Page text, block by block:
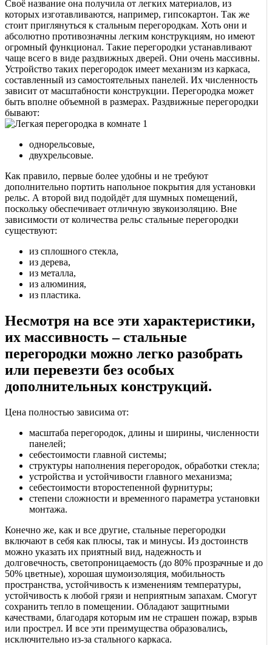
Своё название она получила от легких материалов, из
которых изготавливаются, например, гипсокартон. Так же
стоит приглянуться к стальным перегородкам. Хоть они и
абсолютно противозначны легким конструкциям, но имеют
огромный функционал. Такие перегородки устанавливают
чаще всего в виде раздвижных дверей. Они очень массивны.
Устройство таких перегородок имеет механизм из каркаса,
составленный из самостоятельных панелей. Их численность
зависит от масштабности конструкции. Перегородка может
быть вполне объемной в размерах. Раздвижные перегородки
бывают:
однорельсовые,
двухрельсовые.
Как правило, первые более удобны и не требуют
дополнительно портить напольное покрытия для установки
рельс. А второй вид подойдёт для шумных помещений,
поскольку обеспечивает отличную звукоизоляцию. Вне
зависимости от количества рельс стальные перегородки
существуют:
из сплошного стекла,
из дерева,
из металла,
из алюминия,
из пластика.
Несмотря на все эти характеристики,
их массивность – стальные
перегородки можно легко разобрать
или перевезти без особых
дополнительных конструкций.
Цена полностью зависима от:
масштаба перегородок, длины и ширины, численности
панелей;
себестоимости главной системы;
структуры наполнения перегородок, обработки стекла;
устройства и устойчивости главного механизма;
себестоимости второстепенной фурнитуры;
степени сложности и временного параметра установки
монтажа.
Конечно же, как и все другие, стальные перегородки
включают в себя как плюсы, так и минусы. Из достоинств
можно указать их приятный вид, надежность и
долговечность, светопроницаемость (до 80% прозрачные и до
50% цветные), хорошая шумоизоляция, мобильность
пространства, устойчивость к изменениям температуры,
устойчивость к любой грязи и неприятным запахам. Смогут
сохранить тепло в помещении. Обладают защитными
качествами, благодаря которым им не страшен пожар, взрыв
или прострел. И все эти преимущества образовались,
исключительно из-за стального каркаса.